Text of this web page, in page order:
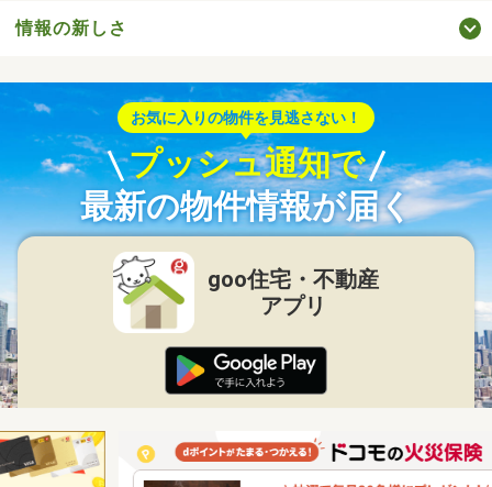
情報の新しさ
お気に入りの物件を見逃さない！
プッシュ通知で
最新の物件情報が届く
goo住宅・不動産
アプリ